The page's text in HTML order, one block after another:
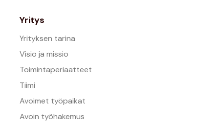
Yritys
Yrityksen tarina
Visio ja missio
Toimintaperiaatteet
Tiimi
Avoimet työpaikat
Avoin työhakemus